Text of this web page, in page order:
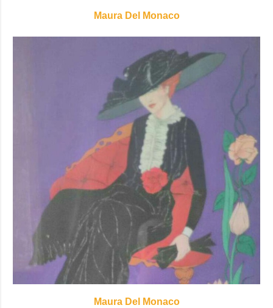
Maura Del Monaco
Maura Del Monaco